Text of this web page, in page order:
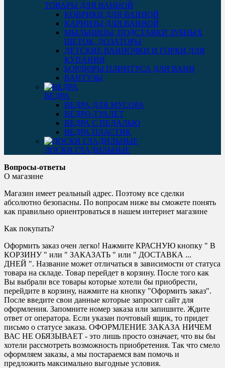
ТОВАРЫ ДЛЯ ВАННОЙ
КОВРИКИ ДЛЯ ВАННОЙ
КАРНИЗЫ ДЛЯ ВАННОЙ
МЫЛЬНИЦЫ, ПОДСТАВКИ ЗУБНЫХ
ЩЕТОК, ДОЗАТОРЫ
ДЕТСКИЕ ВАННОЧКИ И ГОРКИ ДЛЯ
КУПАНИЯ
БОРДЮРЫ ПЛИНТУСА ДЛЯ ВАНН
ВАНТУЗЫ
ВЕДРА
ВЕДРА ДЛЯ МУСОРА
ВЕДРО-ТУАЛЕТ
ВЕДРА С ПЕДАЛЬЮ
ВЕДРА ПЛАСТИК
ДОСКИ ГЛАДИЛЬНЫЕ
Вопросы-ответы
О магазине
Магазин имеет реальный адрес. Поэтому все сделки
абсолютно безопасны. По вопросам ниже вы сможете понять
как правильно ориентроваться в нашем интернет магазине
Как покупать?
Оформить заказ очен легко! Нажмите КРАСНУЮ кнопку " В
КОРЗИНУ " или " ЗАКАЗАТЬ " или " ДОСТАВКА ...
ДНЕЙ ". Название может отличаться в зависимости от статуса
товара на складе. Товар перейдет в корзину. После того как
Вы выбрали все товары которые хотели бы приобрести,
перейдите в корзину, нажмите на кнопку "Оформить заказ".
После введите свои данные которые запросит сайт для
оформления. Запомните номер заказа или запишите. Ждите
ответ от оператора. Если указан почтовый ящик, то придет
письмо о статусе заказа. ОФОРМЛЕНИЕ ЗАКАЗА НИЧЕМ
ВАС НЕ ОБЯЗЫВАЕТ - это лишь просто означает, что вы бы
хотели рассмотреть возможность приобретения. Так что смело
оформляем заказы, а мы постараемся вам помочь и
предложить максимально выгодные условия.